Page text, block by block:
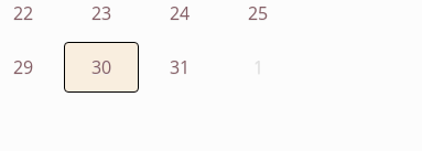
22 23 24 25
29 30 31 1